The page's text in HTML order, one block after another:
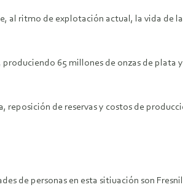
al ritmo de explotación actual, la vida de
65 millones de onzas de plata
reposición de reservas y costos de
de personas en esta sitiuación son